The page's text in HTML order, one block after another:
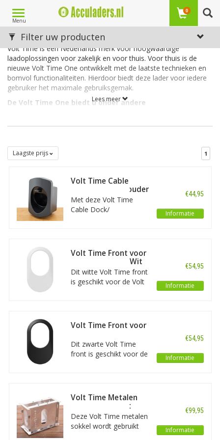
Toggle
navigation
Menu
0
Volt Time
Volt Time is een Nederlands merk voor hoogwaardige
laadoplossingen voor zakelijk en voor thuis. Voor thuis is de
nieuwe Volt Time One ontwikkelt met de laatste technieken en
bomvol functionaliteiten. Hierdoor biedt deze lader voor iedere
gebruiker het maximale gebruiksgemak.
De Volt Time One biedt u onder andere
Slim laden op zonne-energie
Een vaste laadkabel van 7 meter lang
Duidelijk display
OCPP & Backoffice compatibel
Lees meer
Filter uw producten
Laagste prijs 1
Volt Time Cable
Dock/ Stekkerhouder
Met deze Volt Time
Cable Dock/
en netjes opbergen. U
kunt de stekker
gemakkelijk uitnemen
om het laden te
beginnen. Deze houder
€44,95
Informatie
Volt Time Front voor
Volt Time One - Wit
Dit witte Volt Time front
is geschikt voor de Volt
eventueel kapot front.
€54,95
Informatie
Volt Time Front voor
Zwart
Dit zwarte Volt Time
front is geschikt voor de
eventueel kapot front.
€54,95
Informatie
Volt Time Metalen
Sokkel voor Volt
Time Laadpaal
Deze Volt Time metalen
sokkel wordt gebruikt
€99,95
Informatie